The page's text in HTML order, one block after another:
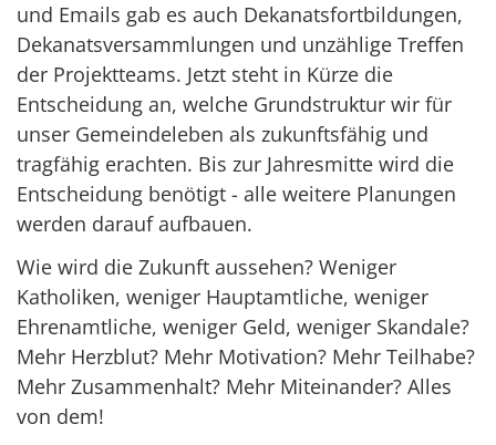
und Emails gab es auch Dekanatsfortbildungen,
Dekanatsversammlungen und unzählige Treffen
der Projektteams. Jetzt steht in Kürze die
Entscheidung an, welche Grundstruktur wir für
unser Gemeindeleben als zukunftsfähig und
tragfähig erachten. Bis zur Jahresmitte wird die
Entscheidung benötigt - alle weitere Planungen
werden darauf aufbauen.
Wie wird die Zukunft aussehen? Weniger
Katholiken, weniger Hauptamtliche, weniger
Ehrenamtliche, weniger Geld, weniger Skandale?
Mehr Herzblut? Mehr Motivation? Mehr Teilhabe?
Mehr Zusammenhalt? Mehr Miteinander? Alles
von dem!